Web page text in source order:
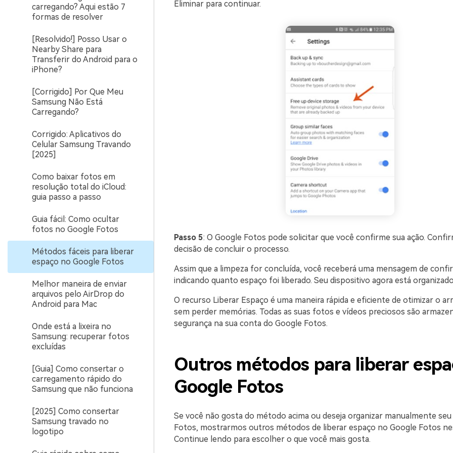
carregando? Aqui estão 7
formas de resolver
[Resolvido!] Posso Usar o
Nearby Share para
Transferir do Android para o
iPhone?
[Corrigido] Por Que Meu
Samsung Não Está
Carregando?
Corrigido: Aplicativos do
Celular Samsung Travando
[2025]
Como baixar fotos em
resolução total do iCloud:
guia passo a passo
Guia fácil: Como ocultar
fotos no Google Fotos
Métodos fáceis para liberar
espaço no Google Fotos
Melhor maneira de enviar
arquivos pelo AirDrop do
Android para Mac
Onde está a lixeira no
Samsung: recuperar fotos
excluídas
[Guia] Como consertar o
carregamento rápido do
Samsung que não funciona
[2025] Como consertar
Samsung travado no
logotipo
Eliminar para continuar.
Passo 5: O Google Fotos pode solicitar que você confirme sua ação.
decisão de concluir o processo.
Assim que a limpeza for concluída, você receberá uma mensagem de
indicando quanto espaço foi liberado. Seu dispositivo agora está
O recurso Liberar Espaço é uma maneira rápida e eficiente de otimizar o
sem perder memórias. Todas as suas fotos e vídeos preciosos são
segurança na sua conta do Google Fotos.
Outros métodos para liberar
Google Fotos
Se você não gosta do método acima ou deseja organizar manualmente
Fotos, mostrarmos outros métodos de liberar espaço no Google Fotos
Continue lendo para escolher o que você mais gosta.